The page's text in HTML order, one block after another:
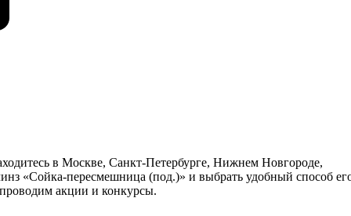
в Москве, Санкт-Петербурге, Нижнем Новгороде,
«Сойка-пересмешница (под.)» и выбрать удобный способ
акции и конкурсы.